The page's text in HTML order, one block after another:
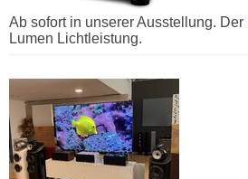
Ab sofort in unserer Ausstellung. Der
Lumen Lichtleistung.